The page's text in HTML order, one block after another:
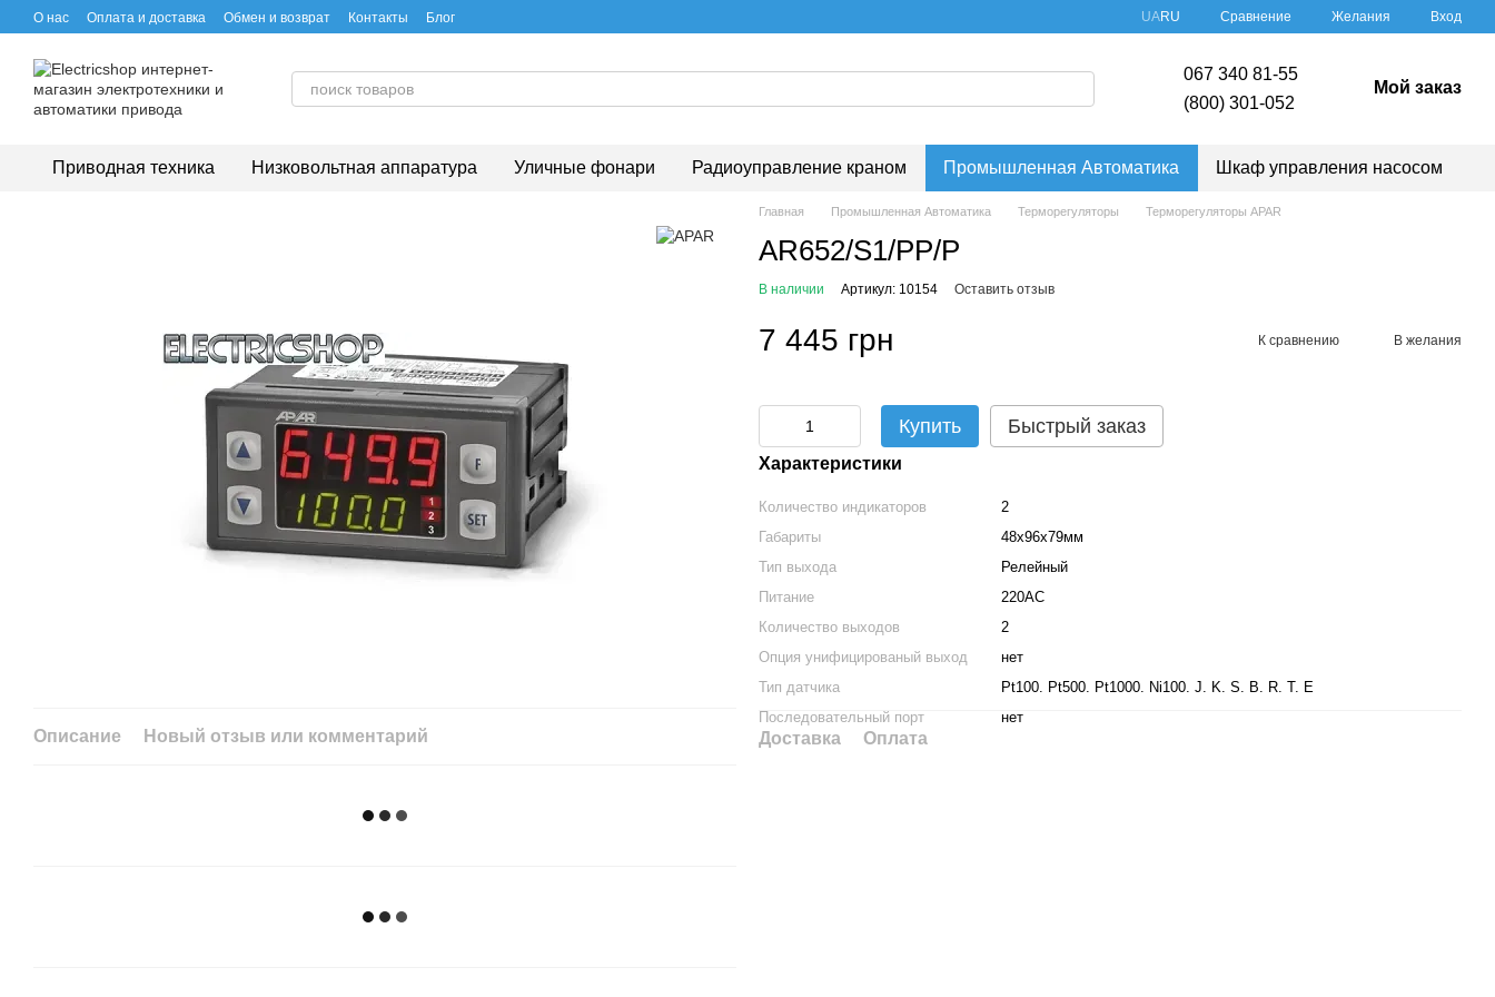
Перейти к основному контенту
О нас Оплата и доставка Обмен и возврат Контакты Блог UARU Сравнение Желания Вход
067 340 81-55
(800) 301-052
Мой заказ
Приводная техника Низковольтная аппаратура Уличные фонари Радиоуправление краном Промышленная Автоматика Шкаф управления насосом
Описание Новый отзыв или комментарий
Главная Промышленная Автоматика Терморегуляторы Терморегуляторы APAR
AR652/S1/PP/P
В наличии Артикул: 10154 Оставить отзыв
7 445 грн К сравнению В желания
Купить Быстрый заказ
Характеристики
Количество индикаторов
2
Габариты
48x96x79мм
Тип выхода
Релейный
Питание
220АС
Количество выходов
2
Опция унифицированый выход
нет
Тип датчика
Pt100. Pt500. Pt1000. Ni100. J. K. S. B. R. T. E
Последовательный порт
нет
Доставка Оплата